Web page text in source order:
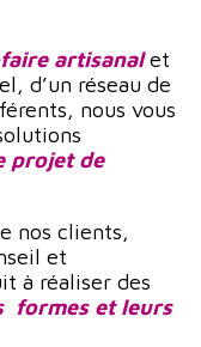
artisanalet
d’un réseau de
nous vous
projet de
nos clients,
et
à réaliser des
formes et leurs